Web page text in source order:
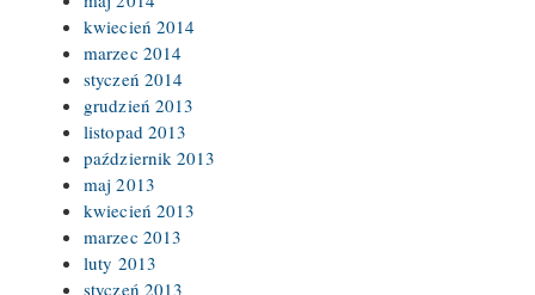
kwiecień 2014
marzec 2014
styczeń 2014
grudzień 2013
listopad 2013
październik 2013
maj 2013
kwiecień 2013
marzec 2013
luty 2013
styczeń 2013